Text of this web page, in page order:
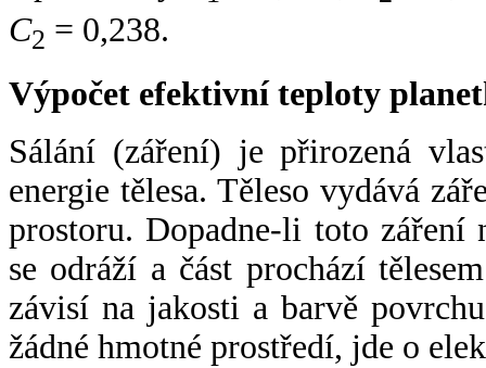
C2 = 0,238.
Výpočet efektivní teploty
Sálání (záření) je přirozená
energie tělesa. Těleso vydává
prostoru. Dopadne-li toto záření
se odráží a část prochází
závisí na jakosti a barvě
žádné hmotné prostředí, jde o